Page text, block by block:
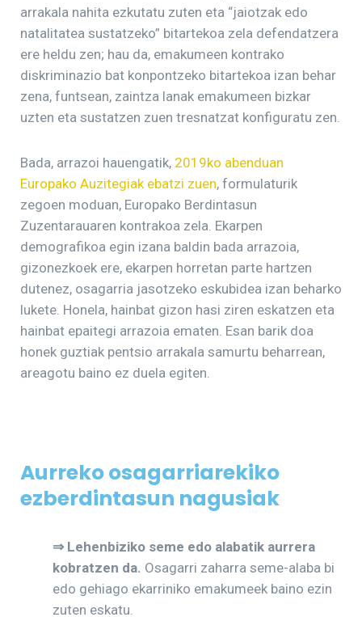
arrakala nahita ezkutatu zuten eta “jaiotzak edo
natalitatea sustatzeko” bitartekoa zela defendatzera
ere heldu zen; hau da, emakumeen kontrako
diskriminazio bat konpontzeko bitartekoa izan behar
zena, funtsean, zaintza lanak emakumeen bizkar
uzten eta sustatzen zuen tresnatzat konfiguratu zen.
Bada, arrazoi hauengatik, 2019ko abenduan
Europako Auzitegiak ebatzi zuen, formulaturik
zegoen moduan, Europako Berdintasun
Zuzentarauaren kontrakoa zela. Ekarpen
demografikoa egin izana baldin bada arrazoia,
gizonezkoek ere, ekarpen horretan parte hartzen
dutenez, osagarria jasotzeko eskubidea izan beharko
lukete. Honela, hainbat gizon hasi ziren eskatzen eta
hainbat epaitegi arrazoia ematen. Esan barik doa
honek guztiak pentsio arrakala samurtu beharrean,
areagotu baino ez duela egiten.
Aurreko osagarriarekiko
ezberdintasun nagusiak
⇒ Lehenbiziko seme edo alabatik aurrera
kobratzen da. Osagarri zaharra seme-alaba bi
edo gehiago ekarriniko emakumeek baino ezin
zuten eskatu.